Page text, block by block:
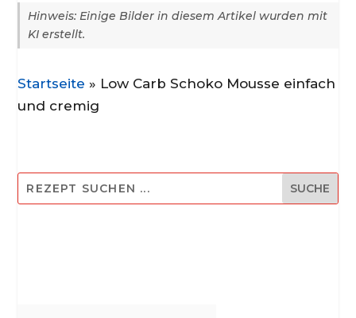
Hinweis: Einige Bilder in diesem Artikel wurden mit
KI erstellt.
Startseite » Low Carb Schoko Mousse einfach
und cremig